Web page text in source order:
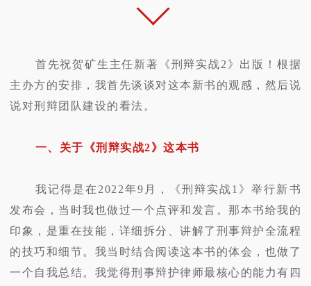
首先祝贺矿生主任新著《刑辩实战2》出版！根据
主办方的安排，我首先谈谈对这本新书的观感，然后说
说对刑辩团队建设的看法。
一、关于《刑辩实战2》这本书
我记得是在2022年9月，《刑辩实战1》举行新书
发布会，当时我也做过一个点评和发言。那本书给我的
印象，是重在技能，详细拆分、讲解了刑事辩护全流程
的技巧和细节。我当时结合阅读这本书的体会，也做了
一个自我总结。我觉得刑事辩护律师最核心的能力有四